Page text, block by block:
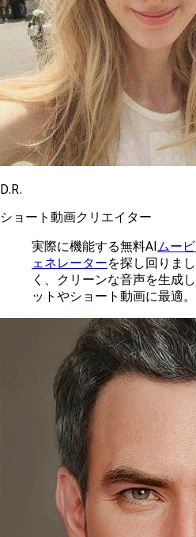
D.R.
ショート動画クリエイター
実際に機能する無料AIムー
ェネレーターを探し回りま
く、クリーンな音声を生成
ットやショート動画に最適